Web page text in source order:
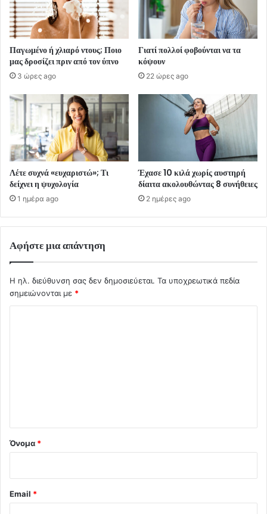
Παγωμένο ή χλιαρό ντους; Ποιο
μας δροσίζει πριν από τον ύπνο
3 ώρες ago
Γιατί πολλοί φοβούνται να τα
κόψουν
22 ώρες ago
Λέτε συχνά «ευχαριστώ»; Τι
δείχνει η ψυχολογία
1 ημέρα ago
Έχασε 10 κιλά χωρίς αυστηρή
δίαιτα ακολουθώντας 8 συνήθειες
2 ημέρες ago
Αφήστε μια απάντηση
Η ηλ. διεύθυνση σας δεν δημοσιεύεται. Τα υποχρεωτικά πεδία
σημειώνονται με *
Όνομα *
Email *